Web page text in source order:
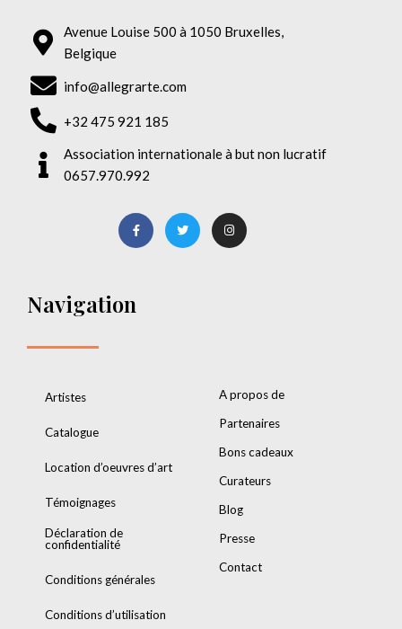
Avenue Louise 500 à 1050 Bruxelles,
Belgique
info@allegrarte.com
+32 475 921 185
Association internationale à but non lucratif
0657.970.992
Navigation
Artistes
Catalogue
Location d’oeuvres d’art
Témoignages
Déclaration de
confidentialité
Conditions générales
Conditions d’utilisation
A propos de
Partenaires
Bons cadeaux
Curateurs
Blog
Presse
Contact